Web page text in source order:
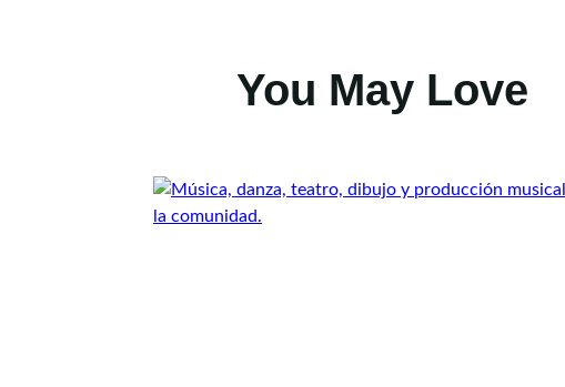
You May Love